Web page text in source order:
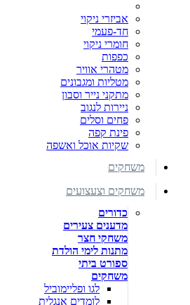
אביזרי ניקוי
חד-פעמי
חומרי ניקוי
כפפות
מטהרי אוויר
מטליות ומגבונים
מתקני נייר וסבון
ניירות לנגוב
פחים וסלים
פינת קפה
שקיות אוכל ואשפה
משחקים
משחקים וצעצועים
כדורים
מדענים צעירים
משחקי חצר
מתנות לימי הולדת
ספורט ביתי
משחקים
לגו ופליימוביל
לומדים אנגלית